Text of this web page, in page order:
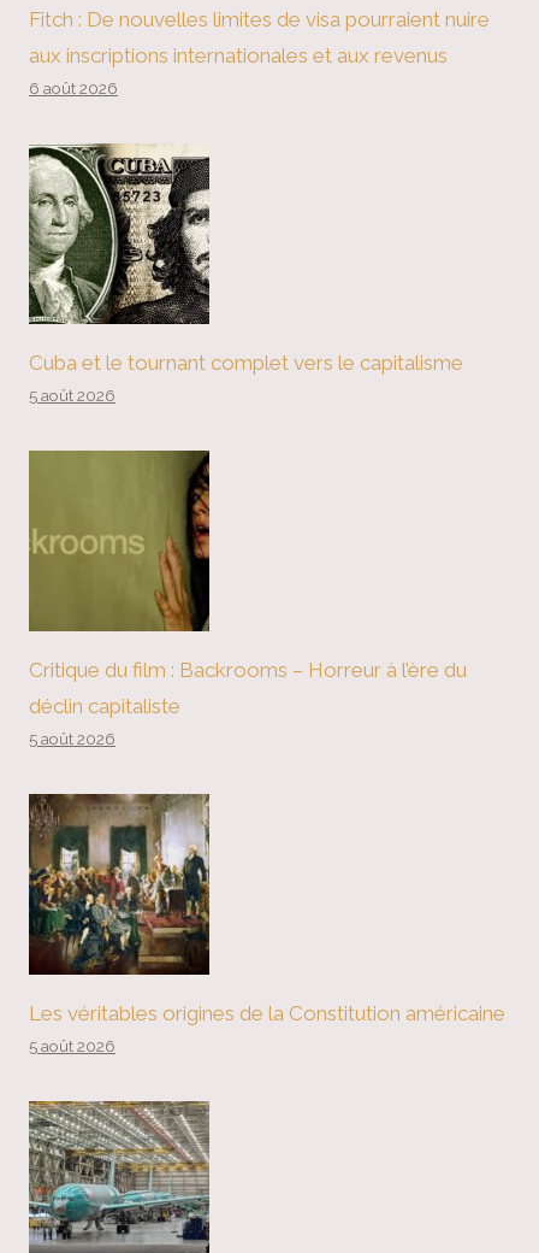
Fitch : De nouvelles limites de visa pourraient nuire
aux inscriptions internationales et aux revenus
6 août 2026
Cuba et le tournant complet vers le capitalisme
5 août 2026
Critique du film : Backrooms – Horreur à l’ère du
déclin capitaliste
5 août 2026
Les véritables origines de la Constitution américaine
5 août 2026